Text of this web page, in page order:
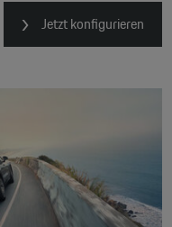
Jetzt konfigurieren